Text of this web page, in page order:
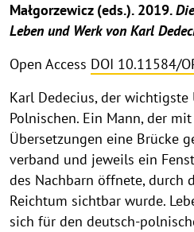
Małgorzewicz (eds.). 2019.
Leben und Werk von Karl
Open Access DOI 10.11584/
Karl Dedecius, der wichtigste
Polnischen. Ein Mann, der
Übersetzungen eine Brücke
verband und jeweils ein
des Nachbarn öffnete, durch
Reichtum sichtbar wurde.
sich für den deutsch-